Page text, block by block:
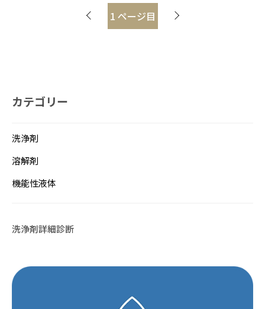
1 ページ目
カテゴリー
洗浄剤
溶解剤
機能性液体
洗浄剤詳細診断